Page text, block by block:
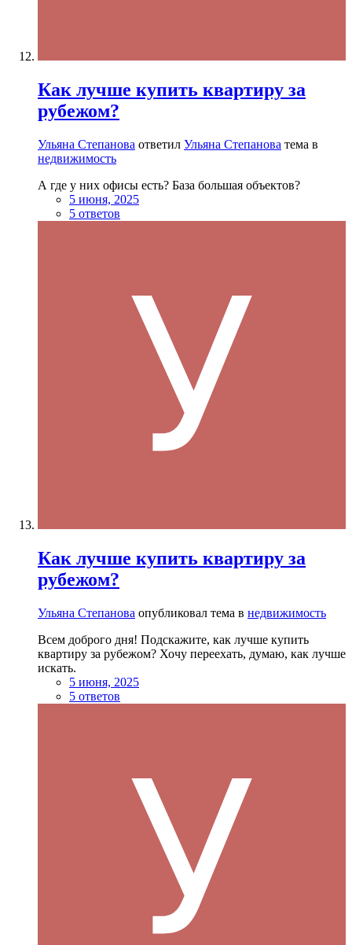
Как лучше купить квартиру за
рубежом?
Ульяна Степанова ответил Ульяна Степанова тема в
недвижимость
А где у них офисы есть? База большая объектов?
5 июня, 2025
5 ответов
Как лучше купить квартиру за
рубежом?
Ульяна Степанова опубликовал тема в недвижимость
Всем доброго дня! Подскажите, как лучше купить
квартиру за рубежом? Хочу переехать, думаю, как лучше
искать.
5 июня, 2025
5 ответов